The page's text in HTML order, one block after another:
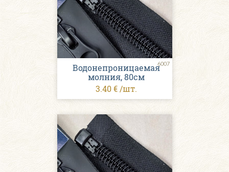
6007
Водонепроницаемая
молния, 80см
3.40 € /шт.